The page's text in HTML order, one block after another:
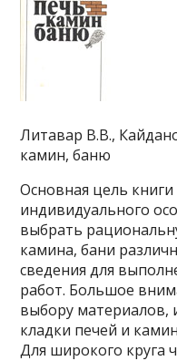
Литавар В.В.,
камин, баню
Основная цель
индивидуального
выбрать
камина, бани
сведения для
работ. Большое
выбору материалов,
кладки печей и
Для широкого круга